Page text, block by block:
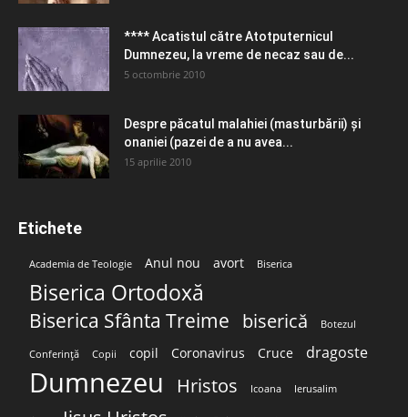
**** Acatistul către Atotputernicul
Dumnezeu, la vreme de necaz sau de...
5 octombrie 2010
Despre păcatul malahiei (masturbării) şi
onaniei (pazei de a nu avea...
15 aprilie 2010
Etichete
Academia de Teologie Anul nou avort Biserica
Biserica Ortodoxă
Biserica Sfânta Treime biserică Botezul
Conferință Copii copil Coronavirus Cruce dragoste
Dumnezeu Hristos Icoana Ierusalim